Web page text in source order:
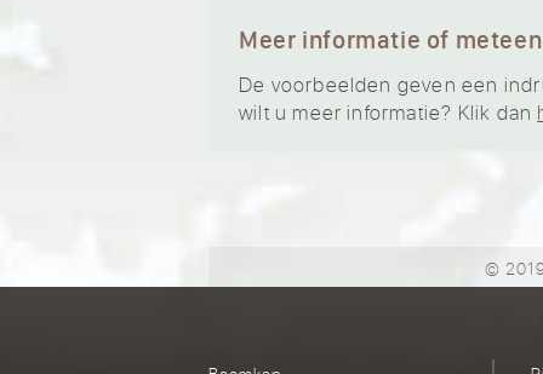
Meer informatie of
De voorbeelden geven een
wilt u meer informatie? Klik dan
©